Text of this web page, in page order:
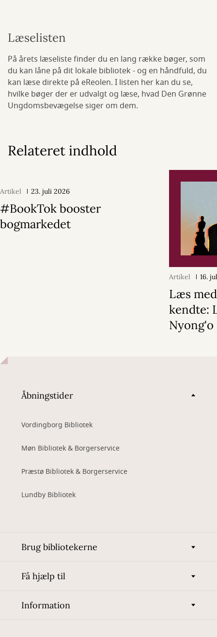
Læselisten
På årets læseliste finder du en lang række bøger, som
du kan låne på dit lokale bibliotek - og en håndfuld, du
kan læse direkte på eReolen. I listen her kan du se,
hvilke bøger der er udvalgt og læse, hvad Den Grønne
Ungdomsbevægelse siger om dem.
Relateret indhold
Artikel 23. juli 2026
#BookTok booster
bogmarkedet
Artikel 16.
Læs
kendte:
Nyong'o
Åbningstider
Vordingborg Bibliotek
Møn Bibliotek & Borgerservice
Præstø Bibliotek & Borgerservice
Lundby Bibliotek
Brug bibliotekerne
Få hjælp til
Information